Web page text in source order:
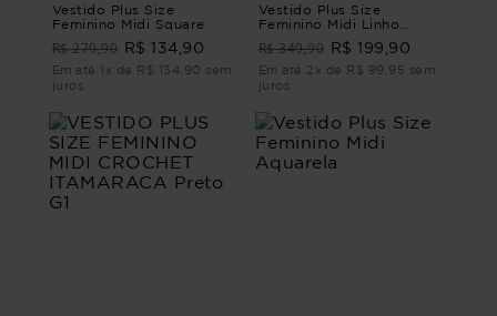
Vestido Plus Size
Feminino Midi Square
R$ 279,90 R$ 134,90
Em até 1x de R$ 134,90 sem
juros
Vestido Plus Size
Feminino Midi Linho
R$ 349,90 R$ 199,90
Em até 2x de R$ 99,95 sem
juros